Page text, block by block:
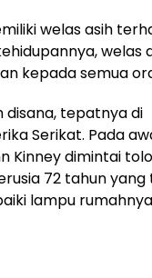
welas asih
welas
kepada semua
disana, tepatnya di
Serikat. Pada
Kinney dimintai
72 tahun yang
lampu